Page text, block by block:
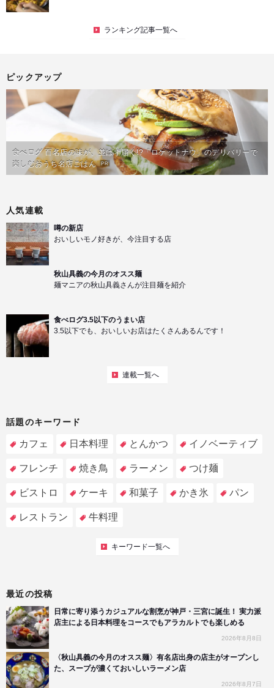
ランキング記事一覧へ
ピックアップ
食べログ 百名店の味が、並ばず届く!?「ロケットナウ」のデリバリーで
楽しむおうち名店ごはん PR
人気連載
噂の新店
おいしいモノ好きが、今注目する店
秋山具義の今月のオスス麺
麺マニアの秋山具義さんが注目麺を紹介
食べログ3.5以下のうまい店
3.5以下でも、おいしいお店はたくさんあるんです！
連載一覧へ
話題のキーワード
カフェ 日本料理 とんかつ イノベーティブ
フレンチ 焼き鳥 ラーメン つけ麺
ビストロ ケーキ 和菓子 かき氷 パン
レストラン 牛料理
キーワード一覧へ
最近の投稿
日常に寄り添うカジュアルな割烹が神戸・三宮に誕生！ 実力派
店主による日本料理をコースでもアラカルトでも楽しめる
2026年8月8日
〈秋山具義の今月のオスス麺〉有名店出身の店主がオープンし
た、スープが濃くておいしいラーメン店
2026年8月7日